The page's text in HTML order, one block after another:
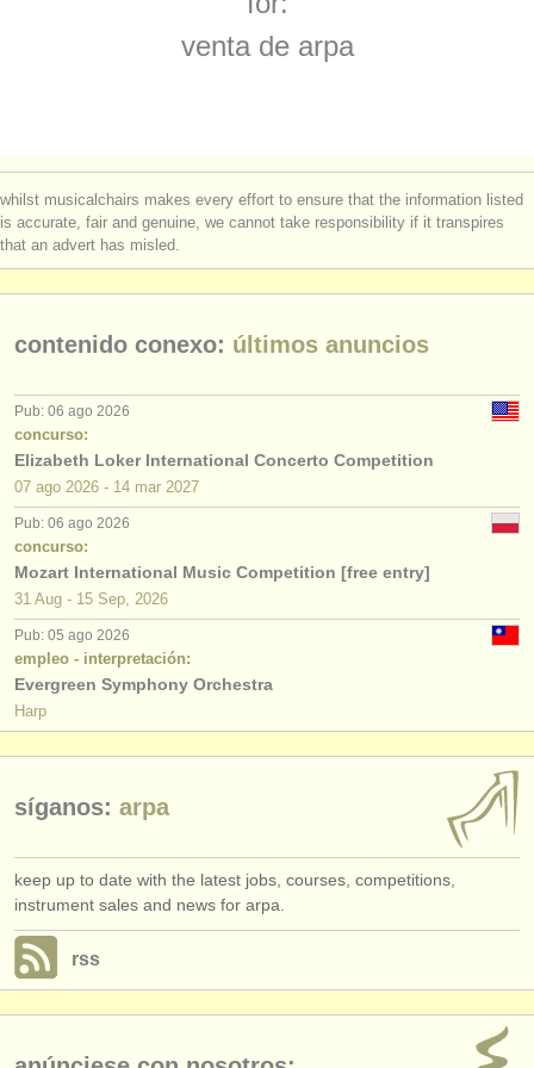
conservatorios
jóvenes orquestas
acerca de musicalchairs
contáctenos
fuentes rss
noticias sobre música clásica
editor:
anúnciese con nosotros
find out about our
ATSfaq
arpa perdido (2)
venta de arpa
whilst musicalchairs makes every effort to ensure that the information listed
is accurate, fair and genuine, we cannot take responsibility if it transpires
that an advert has misled.
contenido conexo: últimos anuncios
Pub: 06 ago 2026
concurso:
Elizabeth Loker International Concerto Competition
07 ago 2026 - 14 mar 2027
Pub: 06 ago 2026
concurso:
Mozart International Music Competition [free entry]
31 Aug - 15 Sep, 2026
Pub: 05 ago 2026
empleo - interpretación:
Evergreen Symphony Orchestra
Harp
síganos: arpa
keep up to date with the latest jobs, courses, competitions,
instrument sales and news for arpa.
rss